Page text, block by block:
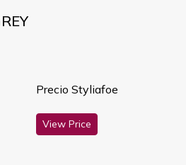
Precio Styliafoe
View Price